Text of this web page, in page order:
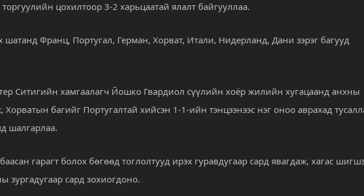
цохилтоор 3-2 харьцаатай ялалт байгууллаа.
шатанд Франц, Португал, Герман, Хорват, Итали, Нидерланд, Дани зэрэг багууд
Ситигийн хамгаалагч Йошко Гвардиол сүүлийн хоёр жилийн хугацаанд анхны
багийг Португалтай хийсэн 1-1-ийн тэнцээнээс нэг оноо аврахад
шалгарлаа.
гарагт болох бөгөөд тоглолтууд ирэх гуравдугаар сард явагдаж, хагас
зургадугаар сард зохиогдоно.